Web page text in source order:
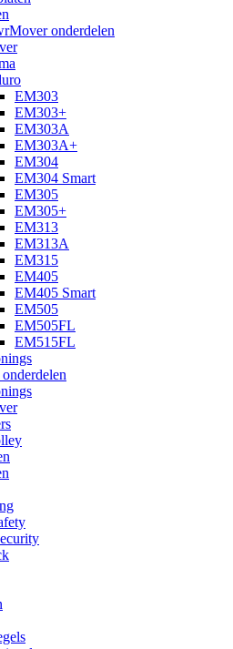
onderdelen
EM303
EM303+
EM303A
EM303A+
EM304
EM304 Smart
EM305
EM305+
EM313
EM313A
EM315
EM405
EM405 Smart
EM505
EM505FL
EM515FL